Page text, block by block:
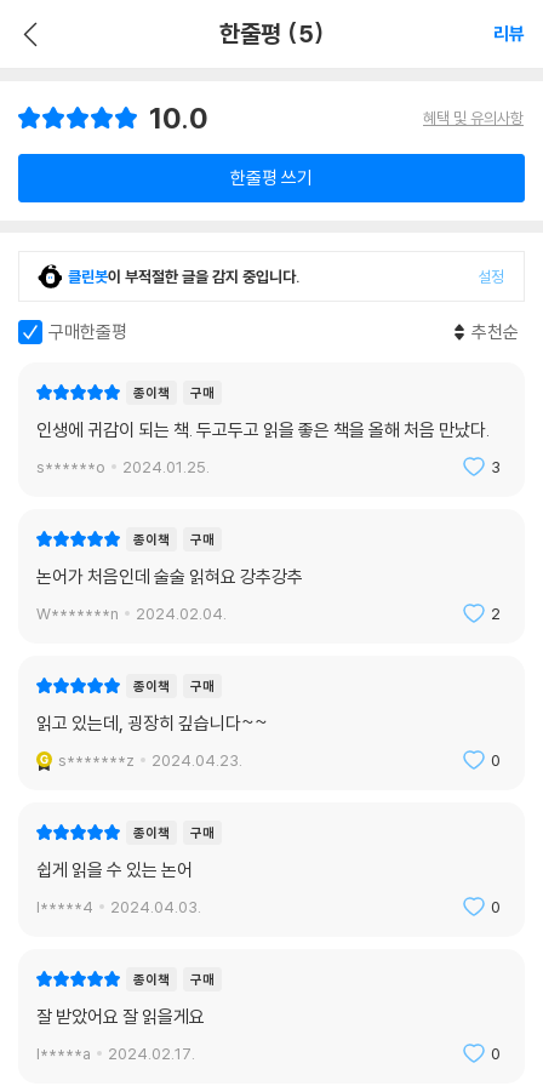
한줄평 (5) 리뷰
10.0 혜택 및 유의사항
한줄평 쓰기
클린봇이 부적절한 글을 감지 중입니다. 설정
구매한줄평 추천순
종이책 구매
인생에 귀감이 되는 책. 두고두고 읽을 좋은 책을 올해 처음 만났다.
s******o 2024.01.25. 3
종이책 구매
논어가 처음인데 술술 읽혀요 강추강추
W*******n 2024.02.04. 2
종이책 구매
읽고 있는데, 굉장히 깊습니다~~
s*******z 2024.04.23. 0
종이책 구매
쉽게 읽을 수 있는 논어
l*****4 2024.04.03. 0
종이책 구매
잘 받았어요 잘 읽을게요
l*****a 2024.02.17. 0